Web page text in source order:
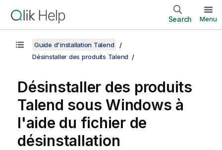
Search Menu
Guide d'installation Talend
Désinstaller des produits Talend
Désinstaller des produits
Talend sous Windows à
l'aide du fichier de
désinstallation